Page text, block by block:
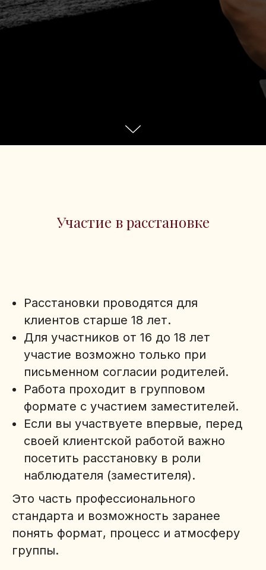
Участие в расстановке
Расстановки проводятся для
клиентов старше 18 лет.
Для участников от 16 до 18 лет
участие возможно только при
письменном согласии родителей.
Работа проходит в групповом
формате с участием заместителей.
Если вы участвуете впервые, перед
своей клиентской работой важно
посетить расстановку в роли
наблюдателя (заместителя).
Это часть профессионального
стандарта и возможность заранее
понять формат, процесс и атмосферу
группы.